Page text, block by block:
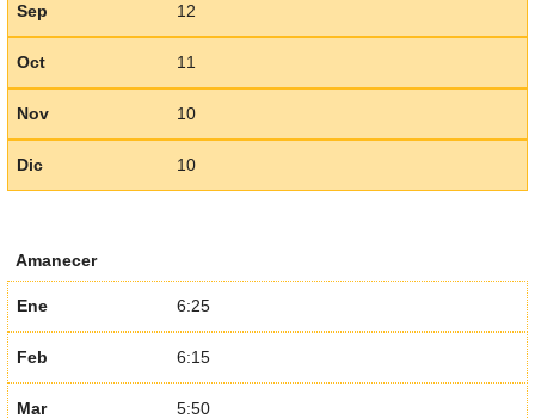
Sep 12
Oct 11
Nov 10
Dic 10
Amanecer
Ene 6:25
Feb 6:15
Mar 5:50